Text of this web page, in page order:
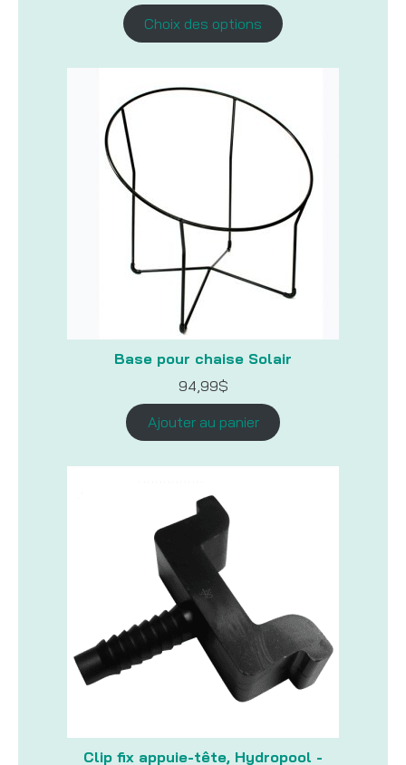
Choix des options
Base pour chaise Solair
94,99$
Ajouter au panier
Clip fix appuie-tête, Hydropool -